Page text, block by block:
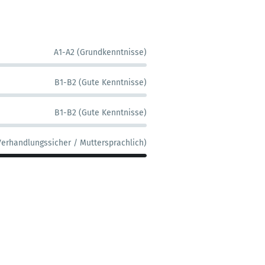
A1-A2 (Grundkenntnisse)
B1-B2 (Gute Kenntnisse)
B1-B2 (Gute Kenntnisse)
/ Muttersprachlich)